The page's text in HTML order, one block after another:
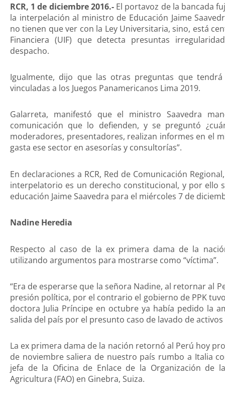
RCR, 1 de diciembre 2016.-El portavoz de la bancada
la interpelación al ministro de Educación Jaime
no tienen que ver con la Ley Universitaria, sino, está
Financiera (UIF) que detecta presuntas
despacho.
Igualmente, dijo que las otras preguntas que
vinculadas a los Juegos Panamericanos Lima 2019.
Galarreta, manifestó que el ministro Saavedra
comunicación que lo defienden, y se preguntó
moderadores, presentadores, realizan informes en el
gasta ese sector en asesorías y consultorías”.
En declaraciones a RCR, Red de Comunicación
interpelatorio es un derecho constitucional, y por ello
educación Jaime Saavedra para el miércoles 7 de
Nadine Heredia
Respecto al caso de la ex primera dama de la
utilizando argumentos para mostrarse como “víctima”.
“Era de esperarse que la señora Nadine, al retornar al
presión política, por el contrario el gobierno de PPK
doctora Julia Príncipe en octubre ya había pedido la
salida del país por el presunto caso de lavado de
La ex primera dama de la nación retornó al Perú hoy
de noviembre saliera de nuestro país rumbo a Italia
jefa de la Oficina de Enlace de la Organización de
Agricultura (FAO) en Ginebra, Suiza.